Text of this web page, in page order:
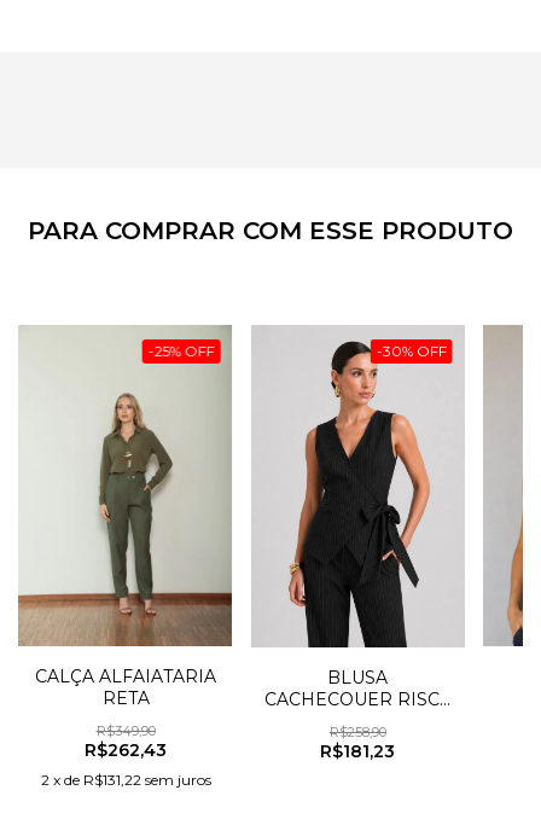
PARA COMPRAR COM ESSE PRODUTO
-25% OFF
CALÇA ALFAIATARIA
RETA
R$349,90
R$262,43
2 x de R$131,22 sem juros
-30% OFF
BLUSA
CACHECOUER RISCA
DE GIZ
R$258,90
R$181,23